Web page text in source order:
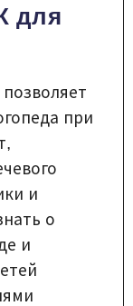
для
при
и
о
и